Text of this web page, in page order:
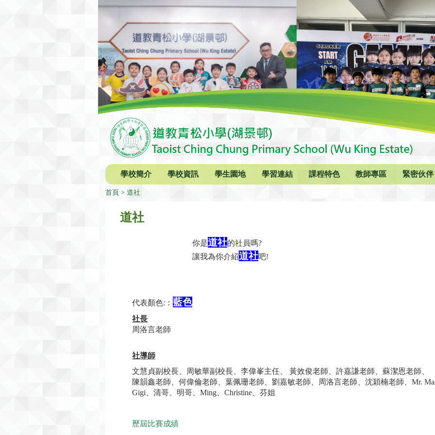
學校簡介 學校資訊 學生園地 學習連結 課程特色 教師專區 緊密伙伴
首頁 道社
道社
你是道社的社員嗎?
讓我為你介紹道社吧!
代表顏色:： 藍色
社長
周洛言老師
社導師
文慧貞副校長、周敏華副校長、李偉峯主任、 黃效俊老師、 許嘉謙老師、蘇潔恩老師、
陳韻鑫老師、何偉倫老師、葉佩珊老師、劉嘉敏老師、周洛言老師、沈穎楠老師、Mr.
Gigi、清哥、明哥、Ming、Christine、芬姐
歷屆比賽成績